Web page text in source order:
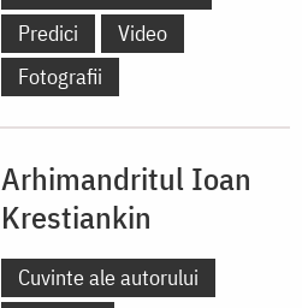
Predici
Video
Fotografii
Arhimandritul Ioan
Krestiankin
Cuvinte ale autorului